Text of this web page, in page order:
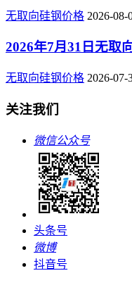
无取向硅钢价格 2026-08-
2026年7月31日无取
无取向硅钢价格 2026-07-
关注我们
微信公众号
头条号
微博
抖音号